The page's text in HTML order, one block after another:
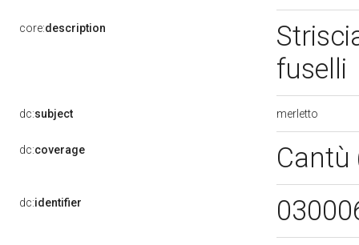
core:description
fuselli
dc:subject merletto
dc:coverage Cantù
dc:identifier